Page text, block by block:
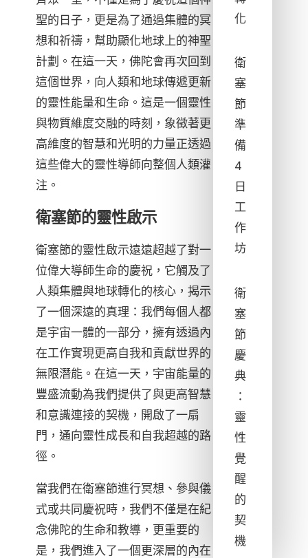
聖的日子，更是為了通過集體的冥
想和祈禱，幫助顯化地球上的神聖
計劃。在這一天，佛陀會再次回到
這個世界，向人類和地球傳遞更新
的靈性能量和生命。這是一個靈性
與物質維度交融的時刻，象徵著更
高維度的智慧和光明的力量正透過
這些偉大的靈性導師向整個人類灌
注。
衛塞節的靈性啟示
衛塞節的靈性啟示遠遠超越了對一
位偉大導師生命的慶祝，它觸及了
人類集體與地球轉化的核心，揭示
了一個深遠的真理：我們每個人都
是宇宙一體的一部分，擁有透過內
在工作實現更高自我和貢獻世界的
無限潛能。在這一天，宇宙能量的
豐盛流動為我們提供了與更高智慧
和意識連接的契機，開啟了一扇
門，通向靈性成長和自我超越的路
徑。
當我們在衛塞節進行冥想、參與儀
式或共同慶祝時，我們不僅是在紀
念佛陀的生命和教導，更重要的
是，我們進入了一個更深層的內在
化
衛
塞
節
準
備
4
日
工
作
坊
衛
塞
節
慶
典
：
靈
性
覺
醒
的
契
機